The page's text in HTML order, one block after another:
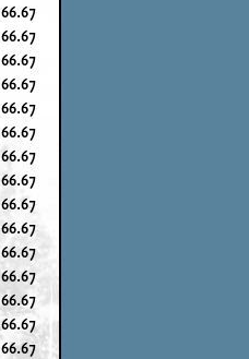
66.67
66.67
66.67
66.67
66.67
66.67
66.67
66.67
66.67
66.67
66.67
66.67
66.67
66.67
66.67